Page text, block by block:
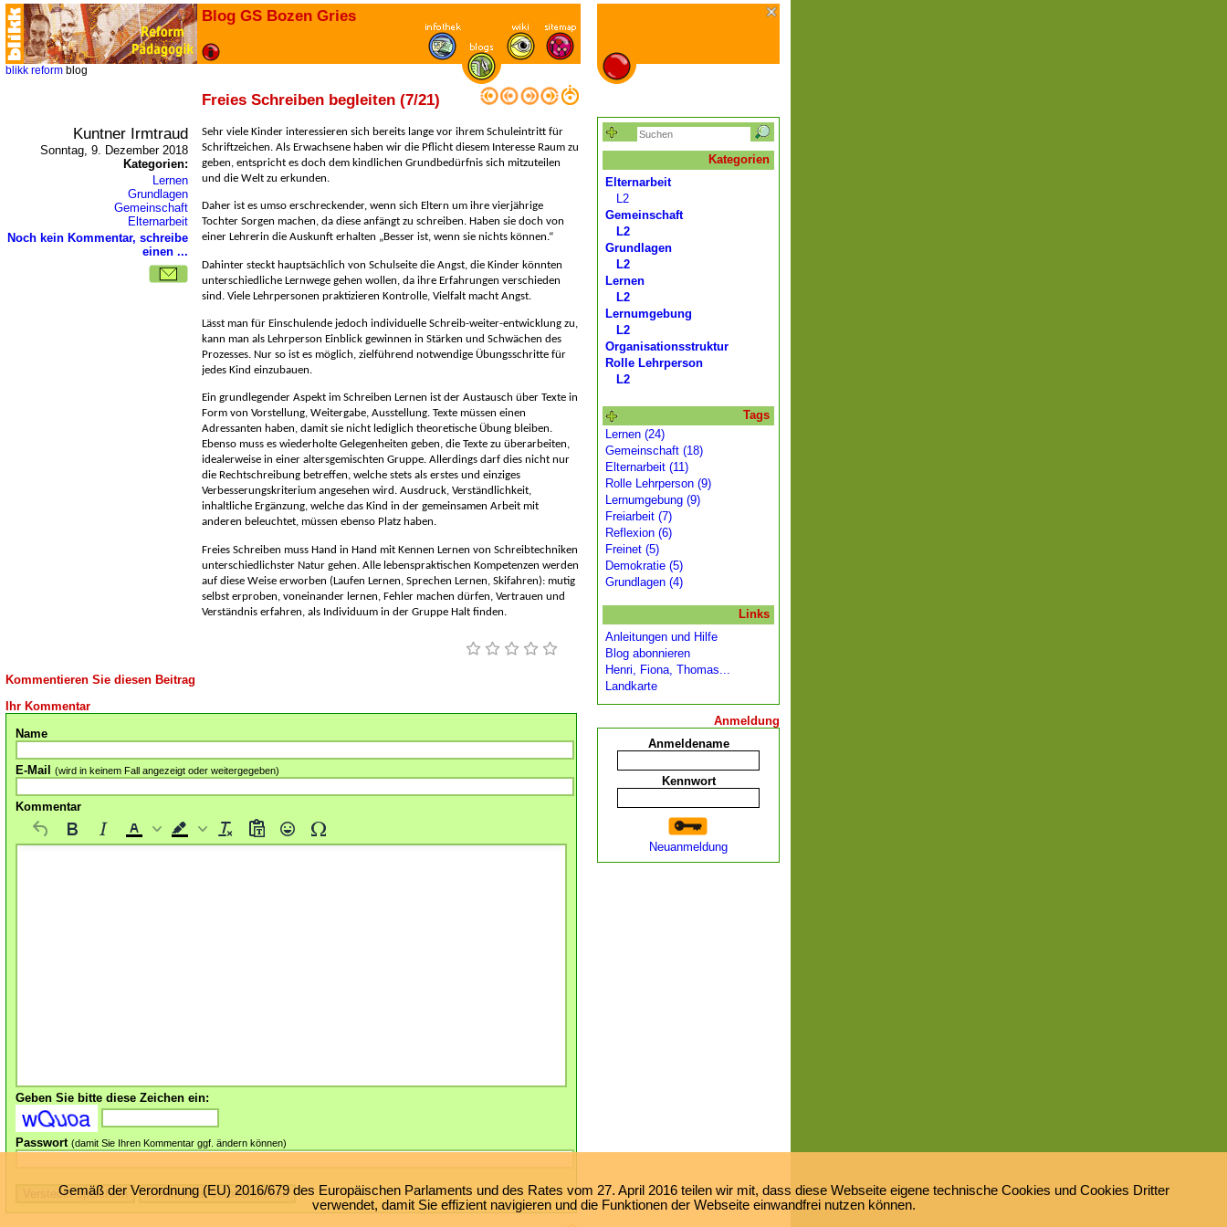
Blog GS Bozen Gries
blikk reform blog
Freies Schreiben begleiten (7/21)
Kuntner Irmtraud
Sonntag, 9. Dezember 2018
Kategorien:
Lernen
Grundlagen
Gemeinschaft
Elternarbeit
Noch kein Kommentar, schreibe
einen ...
Sehr viele Kinder interessieren sich bereits lange vor ihrem Schuleintritt für
Schriftzeichen. Als Erwachsene haben wir die Pflicht diesem Interesse Raum zu
geben, entspricht es doch dem kindlichen Grundbedürfnis sich mitzuteilen
und die Welt zu erkunden.
Daher ist es umso erschreckender, wenn sich Eltern um ihre vierjährige
Tochter Sorgen machen, da diese anfängt zu schreiben. Haben sie doch von
einer Lehrerin die Auskunft erhalten „Besser ist, wenn sie nichts können.“
Dahinter steckt hauptsächlich von Schulseite die Angst, die Kinder könnten
unterschiedliche Lernwege gehen wollen, da ihre Erfahrungen verschieden
sind. Viele Lehrpersonen praktizieren Kontrolle, Vielfalt macht Angst.
Lässt man für Einschulende jedoch individuelle Schreib-weiter-entwicklung zu,
kann man als Lehrperson Einblick gewinnen in Stärken und Schwächen des
Prozesses. Nur so ist es möglich, zielführend notwendige Übungsschritte für
jedes Kind einzubauen.
Ein grundlegender Aspekt im Schreiben Lernen ist der Austausch über Texte in
Form von Vorstellung, Weitergabe, Ausstellung. Texte müssen einen
Adressanten haben, damit sie nicht lediglich theoretische Übung bleiben.
Ebenso muss es wiederholte Gelegenheiten geben, die Texte zu überarbeiten,
idealerweise in einer altersgemischten Gruppe. Allerdings darf dies nicht nur
die Rechtschreibung betreffen, welche stets als erstes und einziges
Verbesserungskriterium angesehen wird. Ausdruck, Verständlichkeit,
inhaltliche Ergänzung, welche das Kind in der gemeinsamen Arbeit mit
anderen beleuchtet, müssen ebenso Platz haben.
Freies Schreiben muss Hand in Hand mit Kennen Lernen von Schreibtechniken
unterschiedlichster Natur gehen. Alle lebenspraktischen Kompetenzen werden
auf diese Weise erworben (Laufen Lernen, Sprechen Lernen, Skifahren): mutig
selbst erproben, voneinander lernen, Fehler machen dürfen, Vertrauen und
Verständnis erfahren, als Individuum in der Gruppe Halt finden.
Kommentieren Sie diesen Beitrag
Ihr Kommentar
Name
E-Mail (wird in keinem Fall angezeigt oder weitergegeben)
Kommentar
Geben Sie bitte diese Zeichen ein:
Passwort (damit Sie Ihren Kommentar ggf. ändern können)
Kategorien
Elternarbeit
L2
Gemeinschaft
L2
Grundlagen
L2
Lernen
L2
Lernumgebung
L2
Organisationsstruktur
Rolle Lehrperson
L2
Tags
Lernen (24)
Gemeinschaft (18)
Elternarbeit (11)
Rolle Lehrperson (9)
Lernumgebung (9)
Freiarbeit (7)
Reflexion (6)
Freinet (5)
Demokratie (5)
Grundlagen (4)
Links
Anleitungen und Hilfe
Blog abonnieren
Henri, Fiona, Thomas...
Landkarte
Anmeldung
Anmeldename
Kennwort
Neuanmeldung
Gemäß der Verordnung (EU) 2016/679 des Europäischen Parlaments und des Rates vom 27. April 2016 teilen wir mit, dass diese Webseite eigene technische Cookies und Cookies Dritter
verwendet, damit Sie effizient navigieren und die Funktionen der Webseite einwandfrei nutzen können.